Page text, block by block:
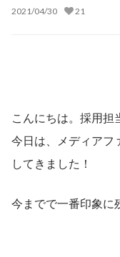
2021/04/30 21
こんにちは。採用担
今日は、メディアフ
してきました！
今までで一番印象に